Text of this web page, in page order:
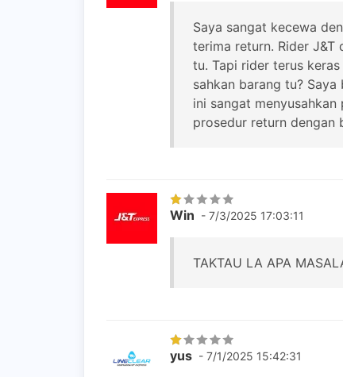
Saya sangat kecewa
terima return. Rider J&T
tu. Tapi rider terus
sahkan barang tu?
ini sangat
prosedur return dengan
Win - 7/3/2025 17:03:11
TAKTAU LA APA
yus - 7/1/2025 15:42:31